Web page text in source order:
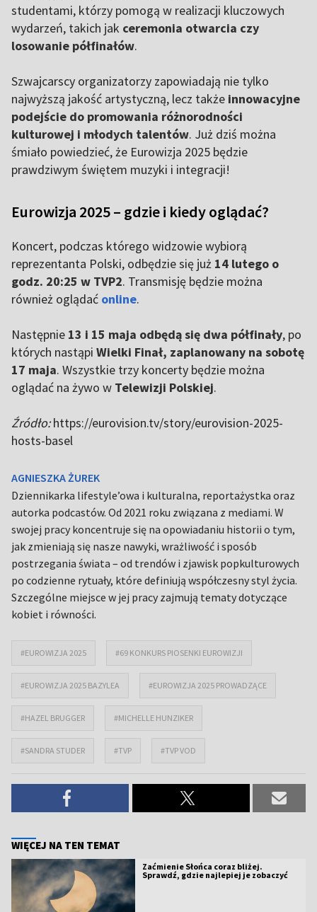
studentami, którzy pomogą w realizacji kluczowych
wydarzeń, takich jak ceremonia otwarcia czy
losowanie półfinałów.
Szwajcarscy organizatorzy zapowiadają nie tylko
najwyższą jakość artystyczną, lecz także innowacyjne
podejście do promowania różnorodności
kulturowej i młodych talentów. Już dziś można
śmiało powiedzieć, że Eurowizja 2025 będzie
prawdziwym świętem muzyki i integracji!
Eurowizja 2025 – gdzie i kiedy oglądać?
Koncert, podczas którego widzowie wybiorą
reprezentanta Polski, odbędzie się już 14 lutego o
godz. 20:25 w TVP2. Transmisję będzie można
również oglądać online.
Następnie 13 i 15 maja odbędą się dwa półfinały, po
których nastąpi Wielki Finał, zaplanowany na sobotę
17 maja. Wszystkie trzy koncerty będzie można
oglądać na żywo w Telewizji Polskiej.
Źródło:https://eurovision.tv/story/eurovision-2025-
hosts-basel
AGNIESZKA ŻUREK
Dziennikarka lifestyle’owa i kulturalna, reportażystka oraz
autorka podcastów. Od 2021 roku związana z mediami. W
swojej pracy koncentruje się na opowiadaniu historii o tym,
jak zmieniają się nasze nawyki, wrażliwość i sposób
postrzegania świata – od trendów i zjawisk popkulturowych
po codzienne rytuały, które definiują współczesny styl życia.
Szczególne miejsce w jej pracy zajmują tematy dotyczące
kobiet i równości.
#EUROWIZJA 2025 #69 KONKURS PIOSENKI EUROWIZJI
#EUROWIZJA 2025 BAZYLEA #EUROWIZJA 2025 PROWADZĄCE
#HAZEL BRUGGER #MICHELLE HUNZIKER
#SANDRA STUDER #TVP #TVP VOD
WIĘCEJ NA TEN TEMAT
Zaćmienie Słońca coraz bliżej.
Sprawdź, gdzie najlepiej je zobaczyć